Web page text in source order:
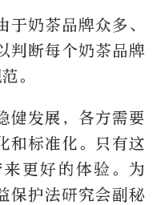
奶茶品牌众多、
判断每个奶茶品牌
。
健发展，各方需要
和标准化。只有这
更好的体验。为
保护法研究会副秘